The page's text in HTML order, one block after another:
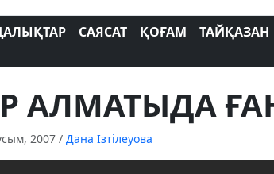
САЯСАТ ҚОҒАМ ТАЙҚАЗАН
АЛМАТЫДА
2007 / Дана Ізтілеуова